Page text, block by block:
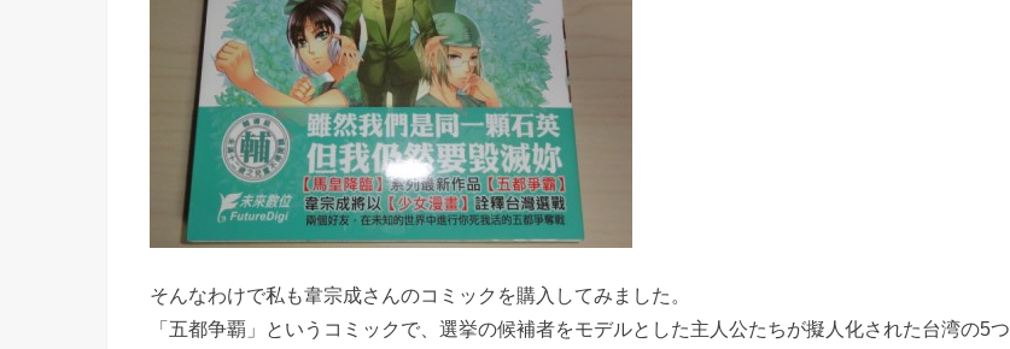
そんなわけで私も韋宗成さんのコミックを購入してみました。
「五都争覇」というコミックで、選挙の候補者をモデルとした主人公たちが擬人化された台湾の5つ